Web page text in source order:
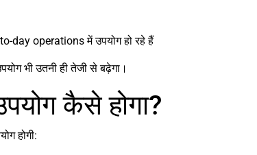
day operations में उपयोग हो रहे हैं
भी उतनी ही तेजी से बढ़ेगा।
कैसे होगा?
होगी: